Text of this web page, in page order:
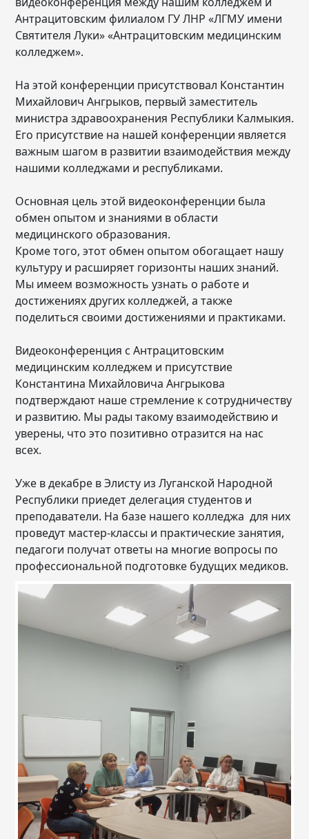
Антрацитовским филиалом ГУ ЛНР «ЛГМУ имени
Святителя Луки» «Антрацитовским медицинским
колледжем».
️На этой конференции присутствовал Константин
Михайлович Ангрыков, первый заместитель
министра здравоохранения Республики Калмыкия.
Его присутствие на нашей конференции является
важным шагом в развитии взаимодействия между
нашими колледжами и республиками.
Основная цель этой видеоконференции была
обмен опытом и знаниями в области
медицинского образования.
Кроме того, этот обмен опытом обогащает нашу
культуру и расширяет горизонты наших знаний.
Мы имеем возможность узнать о работе и
достижениях других колледжей, а также
поделиться своими достижениями и практиками.
Видеоконференция с Антрацитовским
медицинским колледжем и присутствие
Константина Михайловича Ангрыкова
подтверждают наше стремление к сотрудничеству
и развитию. Мы рады такому взаимодействию и
уверены, что это позитивно отразится на нас
всех.
Уже в декабре в Элисту из Луганской Народной
Республики приедет делегация студентов и
преподаватели. На базе нашего колледжа для них
проведут мастер-классы и практические занятия,
педагоги получат ответы на многие вопросы по
профессиональной подготовке будущих медиков.